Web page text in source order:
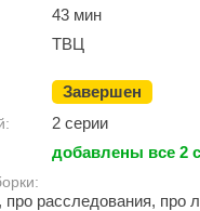
43 мин
ТВЦ
Завершен
2 серии
добавлены все 2
про расследования, про